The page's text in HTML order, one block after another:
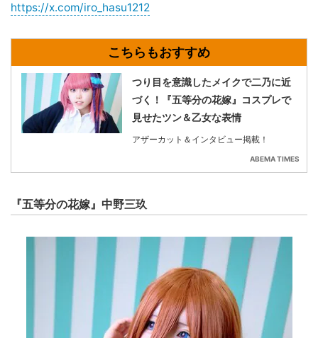
https://x.com/iro_hasu1212
つり目を意識したメイクで二乃に近
づく！『五等分の花嫁』コスプレで
見せたツン＆乙女な表情
アザーカット＆インタビュー掲載！
ABEMA TIMES
『五等分の花嫁』中野三玖